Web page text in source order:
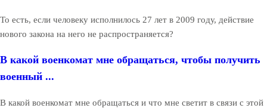
То есть, если человеку исполнилось 27 лет в 2009 году, действие
нового закона на него не распространяется?
В какой военкомат мне обращаться, чтобы получить
военный ...
В какой военкомат мне обращаться и что мне светит в связи с этой